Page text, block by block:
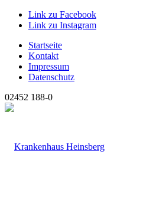
Link zu Facebook
Link zu Instagram
Startseite
Kontakt
Impressum
Datenschutz
02452 188-0